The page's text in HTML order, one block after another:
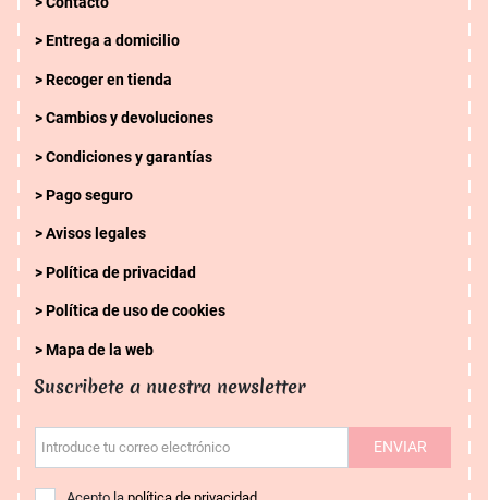
Entrega a domicilio
Recoger en tienda
Cambios y devoluciones
Condiciones y garantías
Pago seguro
Avisos legales
Política de privacidad
Política de uso de cookies
Mapa de la web
Suscribete a nuestra newsletter
Introduce tu correo electrónico ENVIAR